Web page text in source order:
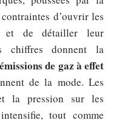
d’ouvrir les
et de détailler leur
chiffres donnent la
émissions de gaz à effet
de la mode. Les
la pression sur les
tout comme